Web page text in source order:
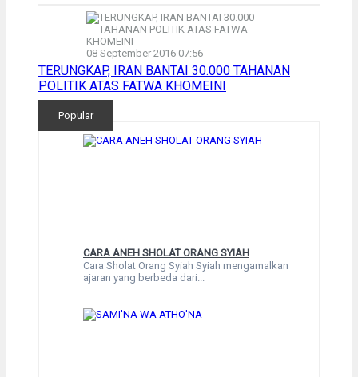
08 September 2016 07:56
TERUNGKAP, IRAN BANTAI 30.000 TAHANAN
POLITIK ATAS FATWA KHOMEINI
Popular
CARA ANEH SHOLAT ORANG SYIAH
Cara Sholat Orang Syiah Syiah mengamalkan
ajaran yang berbeda dari...